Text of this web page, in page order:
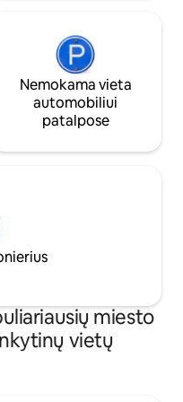
Nemokama vieta
automobiliui
patalpose
miesto
vietų